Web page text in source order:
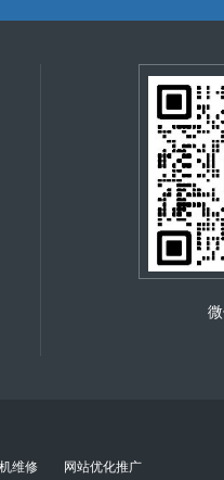
维修 网站优化推广